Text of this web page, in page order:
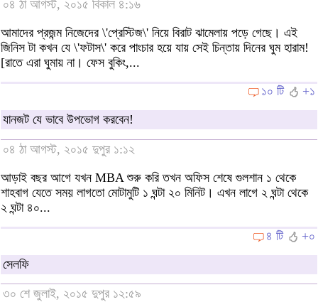
০৪ ঠা আগস্ট, ২০১৫ বিকাল ৪:১৬
আমাদের প্রজন্ম নিজেদের \'প্রেস্টিজ\' নিয়ে বিরাট ঝামেলায় পড়ে গেছে। এই
জিনিস টা কখন যে \'ফটাস\' করে পাংচার হয়ে যায় সেই চিন্তায় দিনের ঘুম হারাম!
[রাতে এরা ঘুমায় না। ফেস বুকিং,...
১০ টি
+১
যানজট যে ভাবে উপভোগ করবেন!
০৪ ঠা আগস্ট, ২০১৫ দুপুর ১:১২
আড়াই বছর আগে যখন MBA শুরু করি তখন অফিস শেষে গুলশান ১ থেকে
শাহবাগ যেতে সময় লাগতো মোটামুটি ১ ঘন্টা ২০ মিনিট। এখন লাগে ২ ঘন্টা থেকে
২ ঘন্টা ৪০...
৪ টি
+০
সেলফি
৩০ শে জুলাই, ২০১৫ দুপুর ১২:৫৯